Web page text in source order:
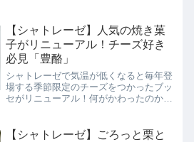
す。
【シャトレーゼ】人気の焼き菓
子がリニューアル！チーズ好き
必見「豊酪」
シャトレーゼで気温が低くなると毎年登
場する季節限定のチーズをつかったブッ
セがリニューアル！何がかわったのか詳
います。
【シャトレーゼ】ごろっと栗と